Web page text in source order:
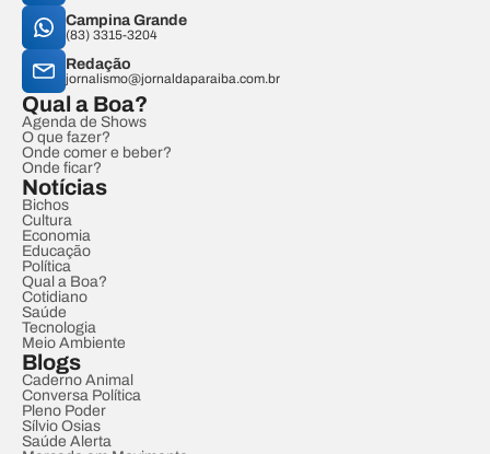
Campina Grande
(83) 3315-3204
Redação
jornalismo@jornaldaparaiba.com.br
Qual a Boa?
Agenda de Shows
O que fazer?
Onde comer e beber?
Onde ficar?
Notícias
Bichos
Cultura
Economia
Educação
Política
Qual a Boa?
Cotidiano
Saúde
Tecnologia
Meio Ambiente
Blogs
Caderno Animal
Conversa Política
Pleno Poder
Sílvio Osias
Saúde Alerta